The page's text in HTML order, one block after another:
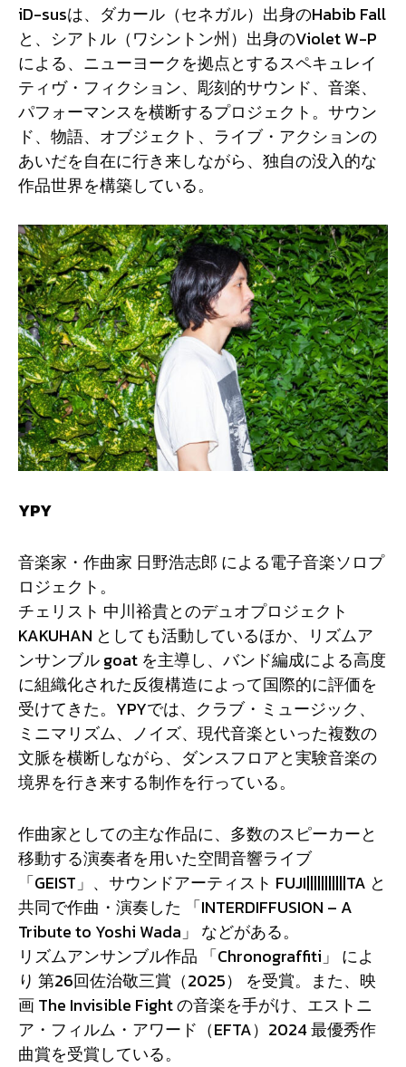
iD-susは、ダカール（セネガル）出身のHabib Fall
と、シアトル（ワシントン州）出身のViolet W-P
による、ニューヨークを拠点とするスペキュレイ
ティヴ・フィクション、彫刻的サウンド、音楽、
パフォーマンスを横断するプロジェクト。サウン
ド、物語、オブジェクト、ライブ・アクションの
あいだを自在に行き来しながら、独自の没入的な
作品世界を構築している。
YPY
音楽家・作曲家 日野浩志郎 による電子音楽ソロプ
ロジェクト。
チェリスト 中川裕貴とのデュオプロジェクト
KAKUHAN としても活動しているほか、リズムア
ンサンブル goat を主導し、バンド編成による高度
に組織化された反復構造によって国際的に評価を
受けてきた。YPYでは、クラブ・ミュージック、
ミニマリズム、ノイズ、現代音楽といった複数の
文脈を横断しながら、ダンスフロアと実験音楽の
境界を行き来する制作を行っている。
作曲家としての主な作品に、多数のスピーカーと
移動する演奏者を用いた空間音響ライブ
「GEIST」、サウンドアーティスト FUJI|||||||||||TA と
共同で作曲・演奏した 「INTERDIFFUSION – A
Tribute to Yoshi Wada」 などがある。
リズムアンサンブル作品 「Chronograffiti」 によ
り 第26回佐治敬三賞（2025） を受賞。また、映
画 The Invisible Fight の音楽を手がけ、エストニ
ア・フィルム・アワード（EFTA）2024 最優秀作
曲賞を受賞している。